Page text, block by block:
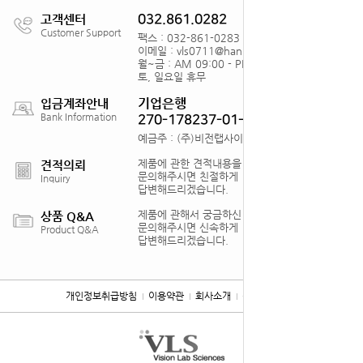
고객센터
Customer Support
032.861.0282
팩스 : 032-861-0283
이메일 : vls0711@hanmail.net
월~금 : AM 09:00 - PM18:00
토, 일요일 휴무
입금계좌안내
Bank Information
기업은행
270-178237-01-012
예금주 : (주)비전랩사이언스
견적의뢰
Inquiry
제품에 관한 견적내용을
문의해주시면 친절하게
답변해드리겠습니다.
상품 Q&A
Product Q&A
제품에 관해서 궁금하신 점을
문의해주시면 신속하게
답변해드리겠습니다.
개인정보취급방침 이용약관 회사소개 찾아오시는 길